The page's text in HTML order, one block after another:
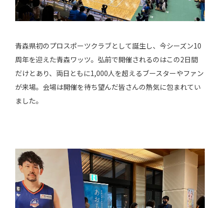
青森県初のプロスポーツクラブとして誕生し、今シーズン10
周年を迎えた青森ワッツ。弘前で開催されるのはこの2日間
だけとあり、両日ともに1,000人を超えるブースターやファン
が来場。会場は開催を待ち望んだ皆さんの熱気に包まれてい
ました。